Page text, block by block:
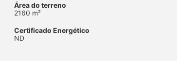
Área do terreno
2160 m²
Certificado Energético
ND